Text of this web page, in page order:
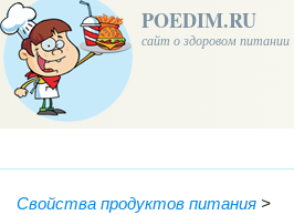
POEDIM.RU
сайт о здоровом питании
Свойства продуктов питания >